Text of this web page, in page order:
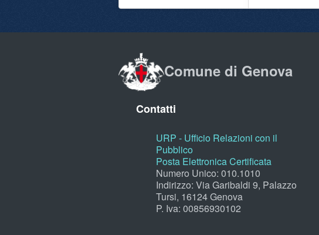
Comune di Genova
Contatti
URP - Ufficio Relazioni con il
Pubblico
Posta Elettronica Certificata
Numero Unico: 010.1010
Indirizzo: Via Garibaldi 9, Palazzo
Tursi, 16124 Genova
P. Iva: 00856930102